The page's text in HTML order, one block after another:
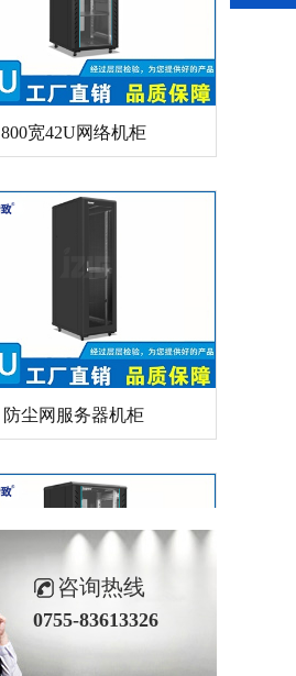
800宽42U网络机柜
防尘网服务器机柜
咨询热线
0755-83613326